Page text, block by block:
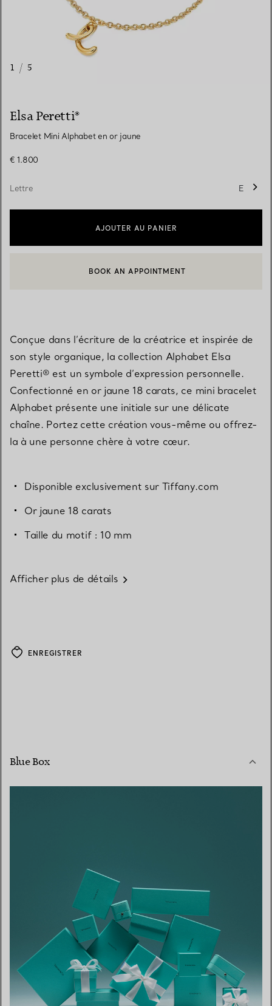
1 / 5
Elsa Peretti®
Bracelet Mini Alphabet en or jaune
€ 1.800
Lettre E
AJOUTER AU PANIER
CONTACTER UN CONSEILLER CLIENT OU PRENDRE RENDEZ-
BOOK AN APPOINTMENT
Conçue dans l’écriture de la créatrice et inspirée de
son style organique, la collection Alphabet Elsa
Peretti® est un symbole d’expression personnelle.
Confectionné en or jaune 18 carats, ce mini bracelet
Alphabet présente une initiale sur une délicate
chaîne. Portez cette création vous-même ou offrez-
la à une personne chère à votre cœur.
Disponible exclusivement sur Tiffany.com
Or jaune 18 carats
Taille du motif : 10 mm
Afficher plus de détails
ENREGISTRER
Blue Box